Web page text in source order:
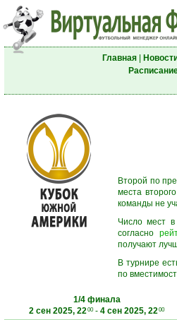
Главная|
Второй по
места
команды не
Число мест
согласно
получают
В турнире
по
1/4 финала
2 сен 2025, 2200- 4 сен 2025, 2200